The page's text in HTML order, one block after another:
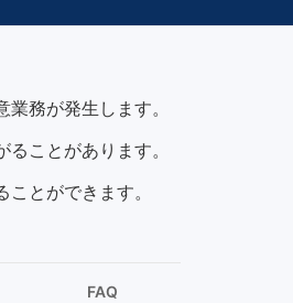
務が発生します。
ことがあります。
とができます。
FAQ